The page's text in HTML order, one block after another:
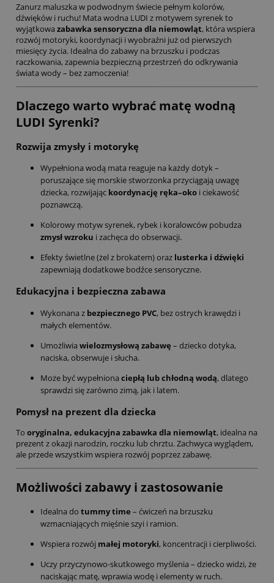
Zanurz maluszka w podwodnym świecie pełnym kolorów,
dźwięków i ruchu! Mata wodna LUDI z motywem syrenek to
wyjątkowa zabawka sensoryczna dla niemowląt, która wspiera
rozwój motoryki, koordynacji i wyobraźni już od pierwszych
miesięcy życia. Idealna do zabawy na brzuszku i podczas
raczkowania, zapewnia bezpieczną przestrzeń do odkrywania
świata wody – bez zamoczenia!
Dlaczego warto wybrać matę wodną
LUDI Syrenki?
Rozwija zmysły i motorykę
Wypełniona wodą mata reaguje na każdy dotyk –
poruszające się morskie stworzonka przyciągają uwagę
dziecka, rozwijając koordynację ręka–oko i ciekawość
poznawczą.
Kolorowy motyw syrenek, rybek i koralowców pobudza
zmysł wzroku i zachęca do obserwacji.
Efekty świetlne (żel z brokatem) oraz lusterka i dźwięki
zapewniają dodatkowe bodźce sensoryczne.
Edukacyjna i bezpieczna zabawa
Wykonana z bezpiecznego PVC, bez ostrych krawędzi i
małych elementów.
Umożliwia wielozmysłową zabawę – dziecko dotyka,
naciska, obserwuje i słucha.
Może być wypełniona ciepłą lub chłodną wodą, dlatego
sprawdzi się zarówno zimą, jak i latem.
Pomysł na prezent dla dziecka
To oryginalna, edukacyjna zabawka dla niemowląt, idealna na
prezent z okazji narodzin, roczku lub chrztu. Zachwyca wyglądem,
ale przede wszystkim wspiera rozwój poprzez zabawę.
Możliwości zabawy i zastosowanie
Idealna do tummy time – ćwiczeń na brzuszku
wzmacniających mięśnie szyi i ramion.
Wspiera rozwój małej motoryki, koncentracji i cierpliwości.
Uczy przyczynowo-skutkowego myślenia – dziecko widzi, że
naciskając matę, wprawia wodę i elementy w ruch.